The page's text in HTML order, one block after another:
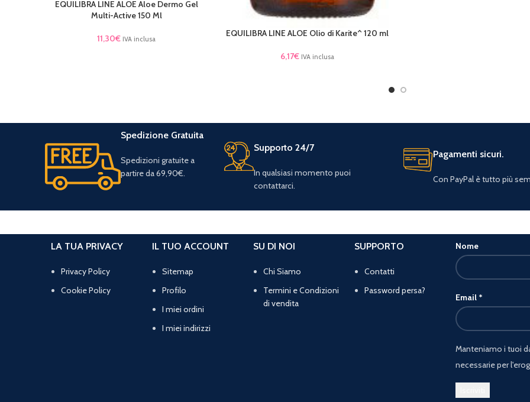
LEGGI TUTTO
EQUILIBRA LINE ALOE Aloe Dermo Gel
Multi-Active 150 Ml
11,30€ IVA inclusa
LEGGI TUTTO
EQUILIBRA LINE ALOE Olio di Karite^ 120 ml
6,17€ IVA inclusa
Spedizione Gratuita
Spedizioni gratuite a
partire da 69,90€.
Supporto 24/7
In qualsiasi momento puoi
contattarci.
Pagamenti sicuri.
Con PayPal è tutto più
LA TUA PRIVACY
Privacy Policy
Cookie Policy
IL TUO ACCOUNT
Sitemap
Profilo
I miei ordini
I miei indirizzi
SU DI NOI
Chi Siamo
Termini e Condizioni
di vendita
SUPPORTO
Contatti
Password persa?
Nome
Email *
Manteniamo i tuoi
necessarie per